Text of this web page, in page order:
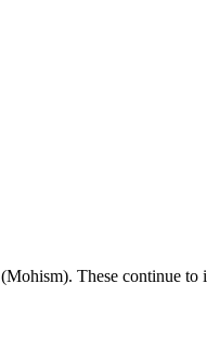
(Mohism). These continue to